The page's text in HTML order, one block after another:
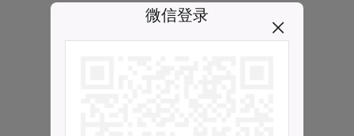
微信登录